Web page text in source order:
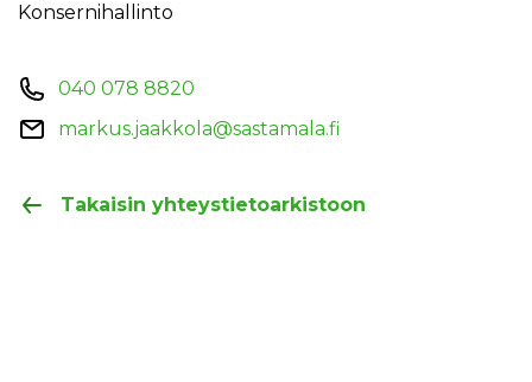
Konsernihallinto
040 078 8820
markus.jaakkola@sastamala.fi
Takaisin yhteystietoarkistoon